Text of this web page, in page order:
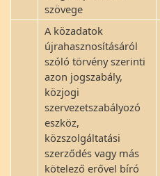
szövege
A közadatok
újrahasznosításáról
szóló törvény szerinti
azon jogszabály,
közjogi
szervezetszabályozó
eszköz,
közszolgáltatási
szerződés vagy más
kötelező erővel bíró